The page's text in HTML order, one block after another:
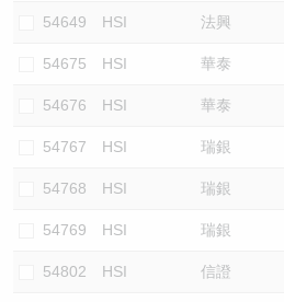
54649 HSI 法興
54675 HSI 華泰
54676 HSI 華泰
54767 HSI 瑞銀
54768 HSI 瑞銀
54769 HSI 瑞銀
54802 HSI 信證